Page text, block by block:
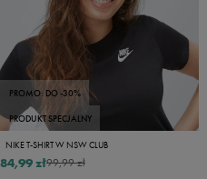
PROMO: DO -30%
PRODUKT SPECJALNY
NIKE T-SHIRT W NSW CLUB
99,99 zł
84,99 zł